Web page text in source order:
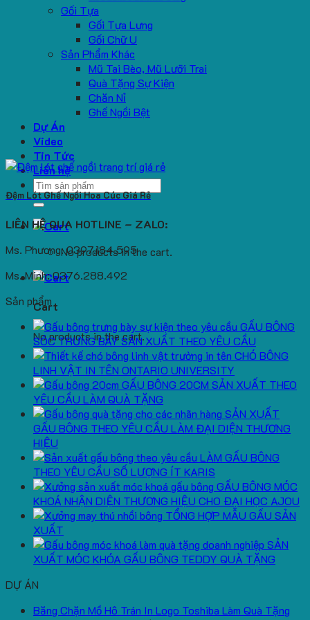
Gối Tựa
Gối Tựa Lưng
Gối Chữ U
Sản Phẩm Khác
Mũ Tai Bèo, Mũ Lưỡi Trai
Quà Tặng Sự Kiện
Chăn Nỉ
Ghế Ngồi Bệt
Dự Án
Video
Tin Tức
Liên hệ
Search
for:
No products in the cart.
Cart
No products in the cart.
Đệm Lót Ghế Ngồi Hoa Cúc Giá Rẻ
LIÊN HỆ QUA HOTLINE – ZALO:
Ms. Phương: 0397.184.595
Ms. Minh: 0376.288.492
Sản phẩm
GẤU BÔNG
SÓC TRƯNG BÀY SẢN XUẤT THEO YÊU CẦU
CHÓ BÔNG
LINH VẬT IN TÊN ONTARIO UNIVERSITY
GẤU BÔNG 20CM SẢN XUẤT THEO
YÊU CẦU LÀM QUÀ TẶNG
SẢN XUẤT
GẤU BÔNG THEO YÊU CẦU LÀM ĐẠI DIỆN THƯƠNG
HIỆU
LÀM GẤU BÔNG
THEO YÊU CẦU SỐ LƯỢNG ÍT KARIS
GẤU BÔNG MÓC
KHOÁ NHẬN DIỆN THƯƠNG HIỆU CHO ĐẠI HỌC AJOU
TỔNG HỢP MẪU GẤU SẢN
XUẤT
SẢN
XUẤT MÓC KHÓA GẤU BÔNG TEDDY QUÀ TẶNG
DỰ ÁN
Băng Chặn Mồ Hô Trán In Logo Toshiba Làm Quà Tặng